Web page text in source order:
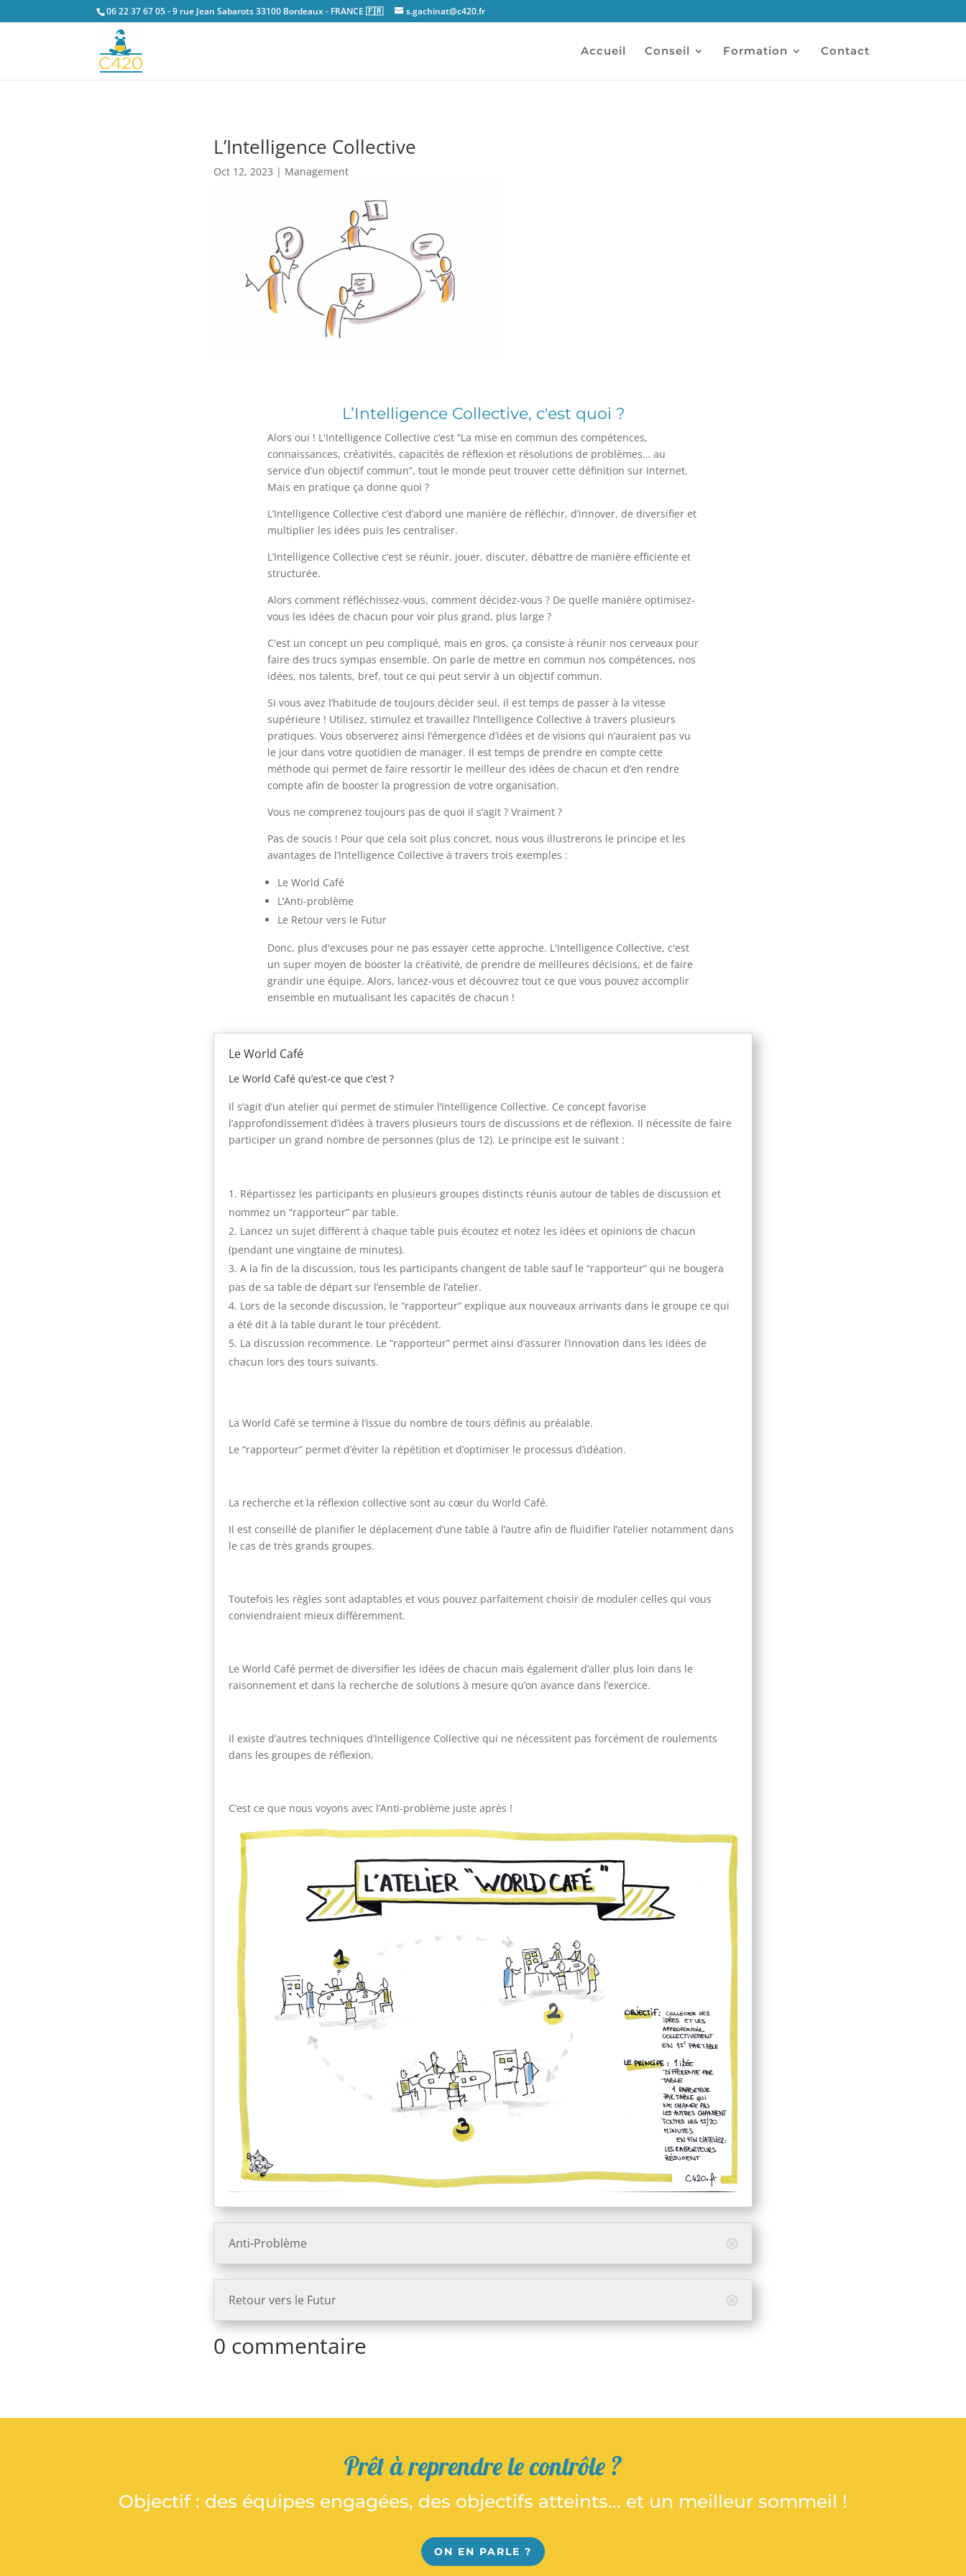
06 22 37 67 05 - 9 rue Jean Sabarots 33100 Bordeaux - FRANCE 🇫🇷 s.gachinat@c420.fr
Accueil Conseil Formation Contact
L’Intelligence Collective
Oct 12, 2023 | Management
L’Intelligence Collective, c'est quoi ?
Alors oui ! L'Intelligence Collective c’est “La mise en commun des compétences,
connaissances, créativités, capacités de réflexion et résolutions de problèmes… au
service d’un objectif commun”, tout le monde peut trouver cette définition sur Internet.
Mais en pratique ça donne quoi ?
L’Intelligence Collective c’est d’abord une manière de réfléchir, d’innover, de diversifier et
multiplier les idées puis les centraliser.
L’Intelligence Collective c’est se réunir, jouer, discuter, débattre de manière efficiente et
structurée.
Alors comment réfléchissez-vous, comment décidez-vous ? De quelle manière optimisez-
vous les idées de chacun pour voir plus grand, plus large ?
C'est un concept un peu compliqué, mais en gros, ça consiste à réunir nos cerveaux pour
faire des trucs sympas ensemble. On parle de mettre en commun nos compétences, nos
idées, nos talents, bref, tout ce qui peut servir à un objectif commun.
Si vous avez l’habitude de toujours décider seul, il est temps de passer à la vitesse
supérieure ! Utilisez, stimulez et travaillez l’Intelligence Collective à travers plusieurs
pratiques. Vous observerez ainsi l’émergence d’idées et de visions qui n’auraient pas vu
le jour dans votre quotidien de manager. Il est temps de prendre en compte cette
méthode qui permet de faire ressortir le meilleur des idées de chacun et d’en rendre
compte afin de booster la progression de votre organisation.
Vous ne comprenez toujours pas de quoi il s’agit ? Vraiment ?
Pas de soucis ! Pour que cela soit plus concret, nous vous illustrerons le principe et les
avantages de l’Intelligence Collective à travers trois exemples :
Le World Café
L’Anti-problème
Le Retour vers le Futur
Donc, plus d'excuses pour ne pas essayer cette approche. L'Intelligence Collective, c'est
un super moyen de booster la créativité, de prendre de meilleures décisions, et de faire
grandir une équipe. Alors, lancez-vous et découvrez tout ce que vous pouvez accomplir
ensemble en mutualisant les capacités de chacun !
Le World Café
Le World Café qu’est-ce que c’est ?
Il s’agit d’un atelier qui permet de stimuler l’Intelligence Collective. Ce concept favorise
l’approfondissement d’idées à travers plusieurs tours de discussions et de réflexion. Il nécessite de faire
participer un grand nombre de personnes (plus de 12). Le principe est le suivant :
Répartissez les participants en plusieurs groupes distincts réunis autour de tables de discussion et
nommez un “rapporteur” par table.
Lancez un sujet différent à chaque table puis écoutez et notez les idées et opinions de chacun
(pendant une vingtaine de minutes).
A la fin de la discussion, tous les participants changent de table sauf le “rapporteur” qui ne bougera
pas de sa table de départ sur l’ensemble de l’atelier.
Lors de la seconde discussion, le “rapporteur” explique aux nouveaux arrivants dans le groupe ce qui
a été dit à la table durant le tour précédent.
La discussion recommence. Le “rapporteur” permet ainsi d’assurer l’innovation dans les idées de
chacun lors des tours suivants.
La World Café se termine à l’issue du nombre de tours définis au préalable.
Le “rapporteur” permet d’éviter la répétition et d’optimiser le processus d’idéation.
La recherche et la réflexion collective sont au cœur du World Café.
Il est conseillé de planifier le déplacement d’une table à l’autre afin de fluidifier l’atelier notamment dans
le cas de très grands groupes.
Toutefois les règles sont adaptables et vous pouvez parfaitement choisir de moduler celles qui vous
conviendraient mieux différemment.
Le World Café permet de diversifier les idées de chacun mais également d’aller plus loin dans le
raisonnement et dans la recherche de solutions à mesure qu’on avance dans l’exercice.
Il existe d’autres techniques d’Intelligence Collective qui ne nécessitent pas forcément de roulements
dans les groupes de réflexion.
C’est ce que nous voyons avec l’Anti-problème juste après !
Anti-Problème
Retour vers le Futur
0 commentaire
Prêt à reprendre le contrôle ?
Objectif : des équipes engagées, des objectifs atteints... et un meilleur sommeil !
ON EN PARLE ?